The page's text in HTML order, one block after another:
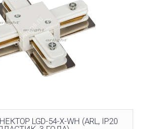
LGD-54-X-WH (ARL, IP20